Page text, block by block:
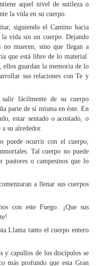
aquel nivel de sutileza o
la vida en su cuerpo.
siguiendo el Camino hacia
vida sin un cuerpo. Dejando
no mueren, sino que llegan a
que está libre de lo material.
ellos guardan la memoria de lo
sus relaciones con Te y
fácilmente de su cuerpo
parte de sí misma en éste. En
estar sentado o acostado, o
su alrededor.
puede ocurrir con el cuerpo,
Tal cuerpo no puede
pastores o campesinos que lo
a llenar sus cuerpos
con este Fuego. ¡Que sus
Llama tanto el cuerpo entero
y capullos de los discípulos se
más profundo que esta Gran